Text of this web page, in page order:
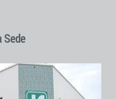
Sede